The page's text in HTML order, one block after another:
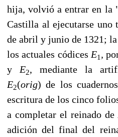
hija, volvió a entrar en la
Castilla al ejecu­tarse uno
de abril y junio de 1321;
los actuales códices E1 ,
y E2,
mediante la
E2(orig) de los
escritura de los cinco
a completar el reinado
adi­ción del final del